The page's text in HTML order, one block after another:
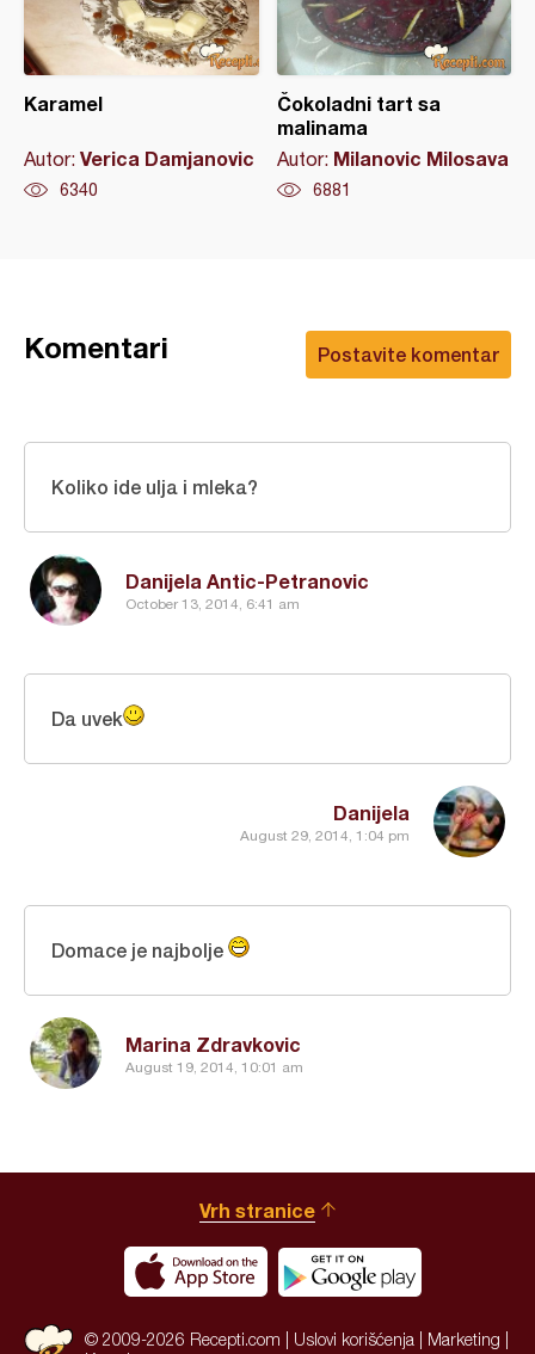
Karamel
Autor: Verica Damjanovic
6340
Čokoladni tart sa
malinama
Autor: Milanovic Milosava
6881
Postavite komentar
Komentari
Danijela Antic-Petranovic
October 13, 2014, 6:41 am
Koliko ide ulja i mleka?
Danijela
August 29, 2014, 1:04 pm
Da uvek
Marina Zdravkovic
August 19, 2014, 10:01 am
Domace je najbolje
Vrh stranice
© 2009-2026 Recepti.com | Uslovi korišćenja Marketing